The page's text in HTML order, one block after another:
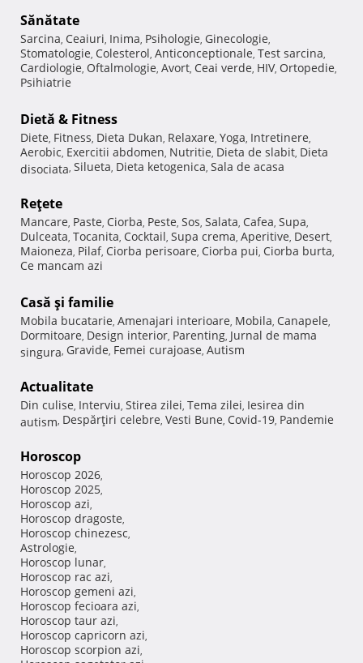
Sănătate
Sarcina, Ceaiuri, Inima, Psihologie, Ginecologie,
Stomatologie, Colesterol, Anticonceptionale, Test sarcina,
Cardiologie, Oftalmologie, Avort, Ceai verde, HIV, Ortopedie,
Psihiatrie
Dietă & Fitness
Diete, Fitness, Dieta Dukan, Relaxare, Yoga, Intretinere,
Aerobic, Exercitii abdomen, Nutritie, Dieta de slabit, Dieta
disociata, Silueta, Dieta ketogenica, Sala de acasa
Reţete
Mancare, Paste, Ciorba, Peste, Sos, Salata, Cafea, Supa,
Dulceata, Tocanita, Cocktail, Supa crema, Aperitive, Desert,
Maioneza, Pilaf, Ciorba perisoare, Ciorba pui, Ciorba burta,
Ce mancam azi
Casă şi familie
Mobila bucatarie, Amenajari interioare, Mobila, Canapele,
Dormitoare, Design interior, Parenting, Jurnal de mama
singura, Gravide, Femei curajoase, Autism
Actualitate
Din culise, Interviu, Stirea zilei, Tema zilei, Iesirea din
autism, Despărţiri celebre, Vesti Bune, Covid-19, Pandemie
Horoscop
Horoscop 2026,
Horoscop 2025,
Horoscop azi,
Horoscop dragoste,
Horoscop chinezesc,
Astrologie,
Horoscop lunar,
Horoscop rac azi,
Horoscop gemeni azi,
Horoscop fecioara azi,
Horoscop taur azi,
Horoscop capricorn azi,
Horoscop scorpion azi,